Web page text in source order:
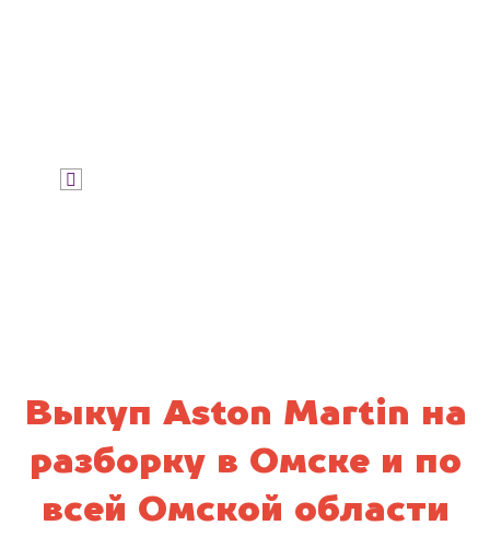
Выкуп Aston Martin на
разборку в Омске и по
всей Омской области